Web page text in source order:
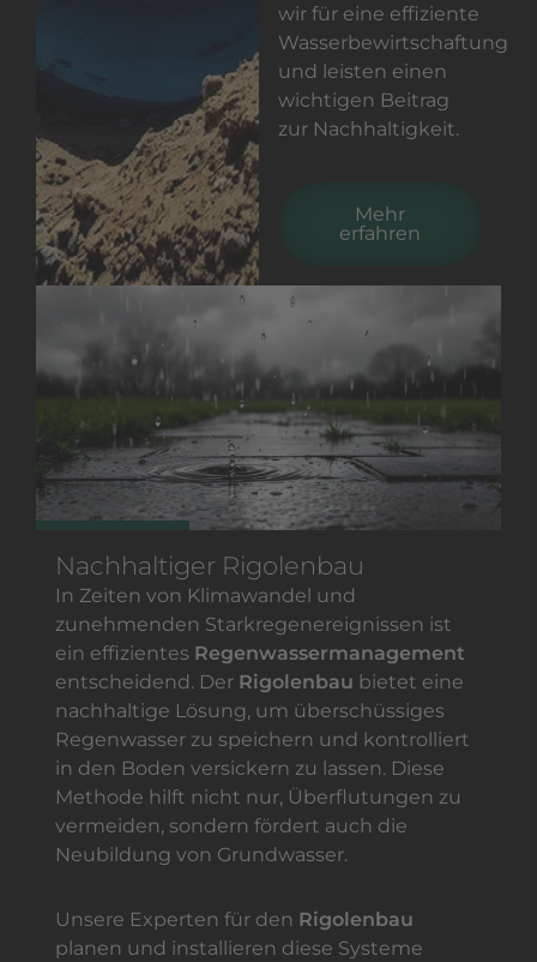
wir für eine effiziente
Wasserbewirtschaftung
und leisten einen
wichtigen Beitrag
zur Nachhaltigkeit.
Mehr
erfahren
Nachhaltiger Rigolenbau
In Zeiten von Klimawandel und
zunehmenden Starkregenereignissen ist
ein effizientes Regenwassermanagement
entscheidend. Der Rigolenbau bietet eine
nachhaltige Lösung, um überschüssiges
Regenwasser zu speichern und kontrolliert
in den Boden versickern zu lassen. Diese
Methode hilft nicht nur, Überflutungen zu
vermeiden, sondern fördert auch die
Neubildung von Grundwasser.
Unsere Experten für den Rigolenbau
planen und installieren diese Systeme